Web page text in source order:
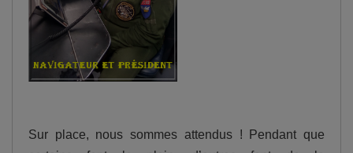
Sur place, nous sommes attendus ! Pendant que